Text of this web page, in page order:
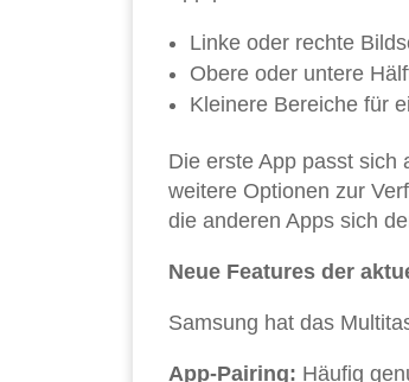
Linke oder rechte
Obere oder untere
Kleinere Bereiche für
Die erste App passt sich
weitere Optionen zur
die anderen Apps sich
Neue Features der
Samsung hat das
App-Pairing: Häufig